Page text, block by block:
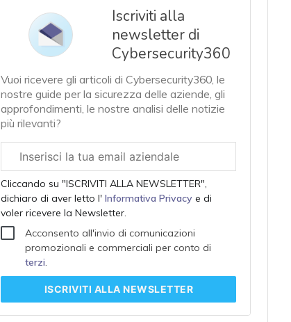
Iscriviti alla
newsletter di
Cybersecurity360
Vuoi ricevere gli articoli di Cybersecurity360, le
nostre guide per la sicurezza delle aziende, gli
approfondimenti, le nostre analisi delle notizie
più rilevanti?
aziendale
Cliccando su "ISCRIVITI ALLA NEWSLETTER",
dichiaro di aver letto l' Informativa Privacye di
voler ricevere la Newsletter.
Acconsento all'invio di comunicazioni
promozionali e commerciali per conto di
terzi.
ISCRIVITI ALLA NEWSLETTER